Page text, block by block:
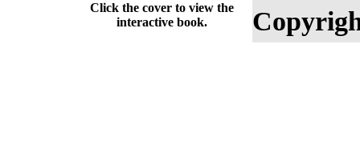
Click the cover to view the
interactive book.